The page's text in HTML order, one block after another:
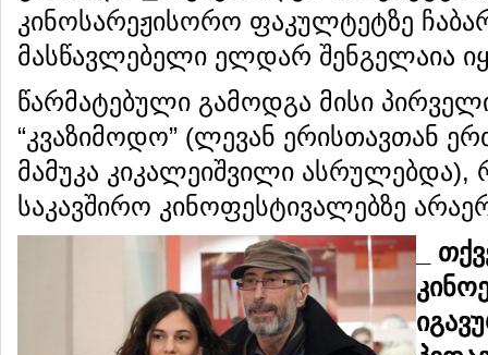
კინოსარეჟისორო ფაკულტეტზე
მასწავლებელი ელდარ შენგელაია
წარმატებული გამოდგა მისი
“კვაზიმოდო” (ლევან ერისთავთან
მამუკა კიკალეიშვილი ასრულებდა),
საკავშირო კინოფესტივალებზე
_